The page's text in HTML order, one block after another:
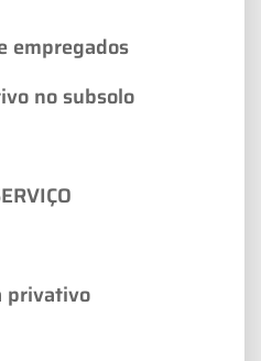
empregados
no subsolo
privativo